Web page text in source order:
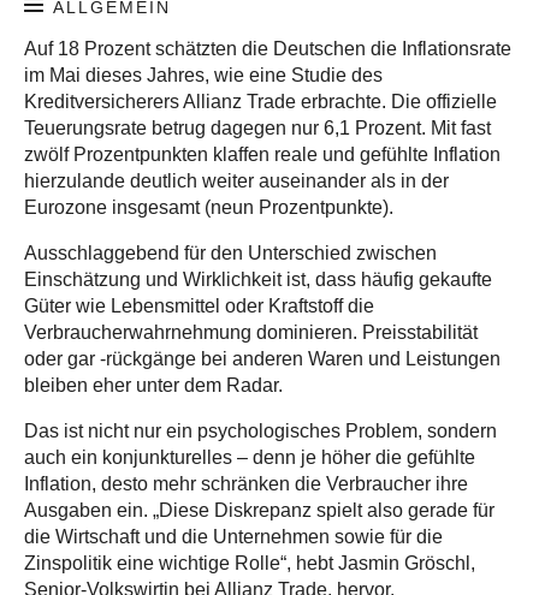
ALLGEMEIN
Auf 18 Prozent schätzten die Deutschen die Inflationsrate
im Mai dieses Jahres, wie eine Studie des
Kreditversicherers Allianz Trade erbrachte. Die offizielle
Teuerungsrate betrug dagegen nur 6,1 Prozent. Mit fast
zwölf Prozentpunkten klaffen reale und gefühlte Inflation
hierzulande deutlich weiter auseinander als in der
Eurozone insgesamt (neun Prozentpunkte).
Ausschlaggebend für den Unterschied zwischen
Einschätzung und Wirklichkeit ist, dass häufig gekaufte
Güter wie Lebensmittel oder Kraftstoff die
Verbraucherwahrnehmung dominieren. Preisstabilität
oder gar -rückgänge bei anderen Waren und Leistungen
bleiben eher unter dem Radar.
Das ist nicht nur ein psychologisches Problem, sondern
auch ein konjunkturelles – denn je höher die gefühlte
Inflation, desto mehr schränken die Verbraucher ihre
Ausgaben ein. „Diese Diskrepanz spielt also gerade für
die Wirtschaft und die Unternehmen sowie für die
Zinspolitik eine wichtige Rolle“, hebt Jasmin Gröschl,
Senior-Volkswirtin bei Allianz Trade, hervor.